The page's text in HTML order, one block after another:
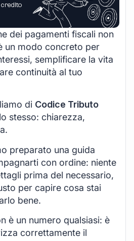
dei pagamenti fiscali non
un modo concreto per
semplificare la vita
continuità al tuo
di Codice Tributo
stesso: chiarezza,
preparato una guida
con ordine: niente
prima del necessario,
per capire cosa stai
bene.
è un numero qualsiasi: è
correttamente il